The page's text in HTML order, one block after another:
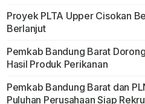
Proyek PLTA Upper Cisokan
Berlanjut
Pemkab Bandung Barat
Hasil Produk Perikanan
Pemkab Bandung Barat dan
Puluhan Perusahaan Siap